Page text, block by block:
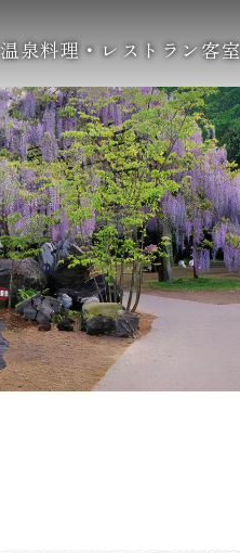
温泉料理・レストラン客室